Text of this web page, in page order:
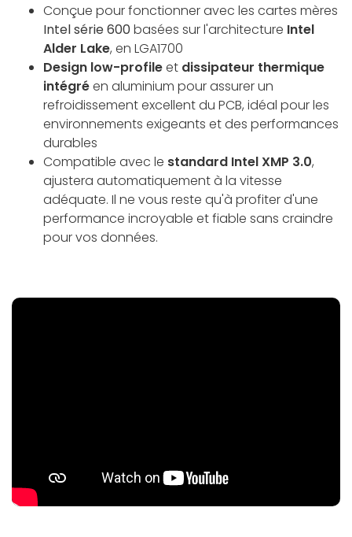
Conçue pour fonctionner avec les cartes mères
Intel série 600basées sur l'architecture Intel
Alder Lake, en LGA1700
Design low-profileet dissipateur thermique
intégréen aluminium pour assurer un
refroidissement excellent du PCB, idéal pour les
environnements exigeants et des performances
durables
Compatible avec le standard Intel XMP 3.0,
ajustera automatiquement à la vitesse
adéquate. Il ne vous reste qu'à profiter d'une
performance incroyable et fiable sans craindre
pour vos données.